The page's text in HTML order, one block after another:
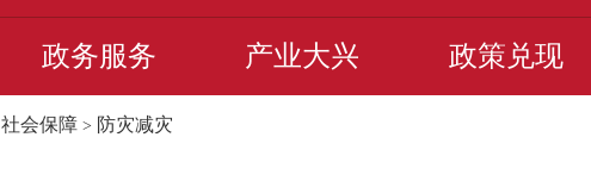
政务服务 产业大兴 政策兑现
社会保障 > 防灾减灾